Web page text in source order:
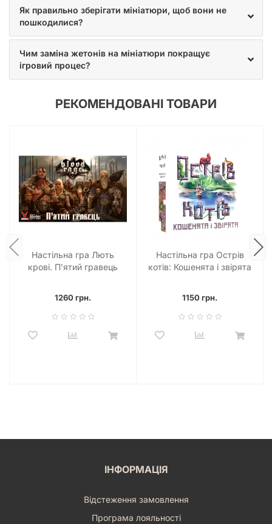
Як правильно зберігати мініатюри, щоб вони не
пошкодилися?
Чим заміна жетонів на мініатюри покращує
ігровий процес?
РЕКОМЕНДОВАНІ ТОВАРИ
Настільна гра Лють
крові. П’ятий гравець
1260 грн.
Настільна гра Острів
котів: Кошенята і звірята
1150 грн.
ІНФОРМАЦІЯ
Відстеження замовлення
Програма лояльності